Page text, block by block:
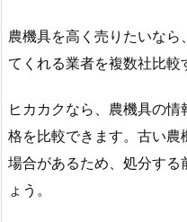
農機具を高く売りたいな
てくれる業者を複数社比較
ヒカカクなら、農機具の
格を比較できます。古い農
場合があるため、処分する
ょう。